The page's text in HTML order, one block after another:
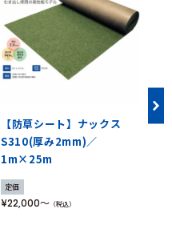
【防草シート】ナックス
S310(厚み2mm)／
1m×25m
定価
¥22,000 （税込）
【